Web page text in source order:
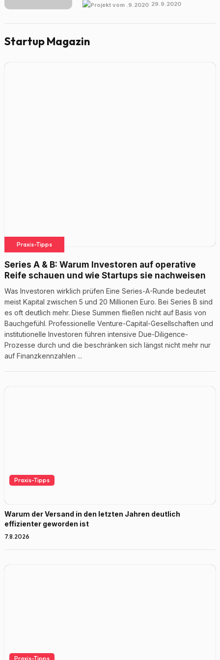
29.9.2020
Startup Magazin
Praxis-Tipps
Series A & B: Warum Investoren auf operative
Reife schauen und wie Startups sie nachweisen
Was Investoren wirklich prüfen Eine Series-A-Runde bedeutet
meist Kapital zwischen 5 und 20 Millionen Euro. Bei Series B sind
es oft deutlich mehr. Diese Summen fließen nicht auf Basis von
Bauchgefühl. Professionelle Venture-Capital-Gesellschaften und
institutionelle Investoren führen intensive Due-Diligence-
Prozesse durch und die beschränken sich längst nicht mehr nur
auf Finanzkennzahlen ...
Praxis-Tipps
Warum der Versand in den letzten Jahren deutlich
effizienter geworden ist
7.8.2026
Praxis-Tipps